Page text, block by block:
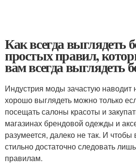
Как всегда выглядеть
простых правил,
вам всегда выглядеть
Индустрия моды зачастую наводит
хорошо выглядеть можно только
посещать салоны красоты и
магазинах брендовой одежды и
разумеется, далеко не так. И
стильно достаточно следовать
правилам.